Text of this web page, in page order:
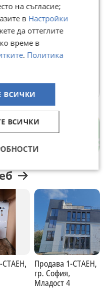
АД
2022г.
в 17:05 ч.
СТАЕН,
Продава 1-СТАЕН,
гр. София,
Младост 4
на съгласие;
в Настройки
да оттеглите
време в
. Политика
ВСИЧКИ
ВСИЧКИ